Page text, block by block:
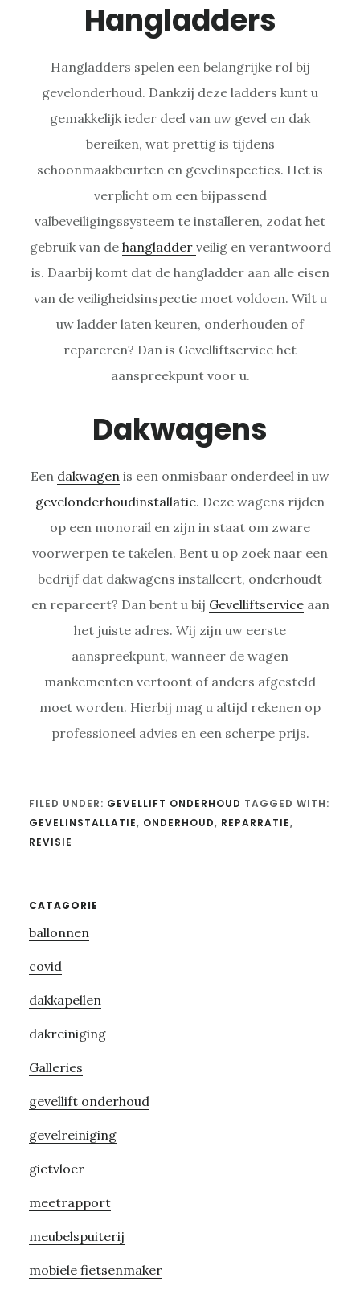
Hangladders
Hangladders spelen een belangrijke rol bij
gevelonderhoud. Dankzij deze ladders kunt u
gemakkelijk ieder deel van uw gevel en dak
bereiken, wat prettig is tijdens
schoonmaakbeurten en gevelinspecties. Het is
verplicht om een bijpassend
valbeveiligingssysteem te installeren, zodat het
gebruik van de hangladder veilig en verantwoord
is. Daarbij komt dat de hangladder aan alle eisen
van de veiligheidsinspectie moet voldoen. Wilt u
uw ladder laten keuren, onderhouden of
repareren? Dan is Gevelliftservice het
aanspreekpunt voor u.
Dakwagens
Een dakwagen is een onmisbaar onderdeel in uw
gevelonderhoudinstallatie. Deze wagens rijden
op een monorail en zijn in staat om zware
voorwerpen te takelen. Bent u op zoek naar een
bedrijf dat dakwagens installeert, onderhoudt
en repareert? Dan bent u bij Gevelliftserviceaan
het juiste adres. Wij zijn uw eerste
aanspreekpunt, wanneer de wagen
mankementen vertoont of anders afgesteld
moet worden. Hierbij mag u altijd rekenen op
professioneel advies en een scherpe prijs.
FILED UNDER: GEVELLIFT ONDERHOUD TAGGED WITH:
GEVELINSTALLATIE, ONDERHOUD, REPARRATIE,
REVISIE
Primary
Sidebar
CATAGORIE
ballonnen
covid
dakkapellen
dakreiniging
Galleries
gevellift onderhoud
gevelreiniging
gietvloer
meetrapport
meubelspuiterij
mobiele fietsenmaker